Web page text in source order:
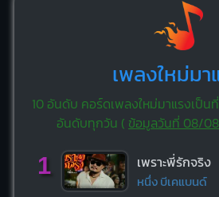
เพลงใหม่มา
10 อันดับ คอร์ดเพลงใหม่มาแรงเป็
อันดับทุกวัน ( ข้อมูลวันที่ 08/
1 เพราะพี่รักจริง
หนึ่ง บีเคแบนด์